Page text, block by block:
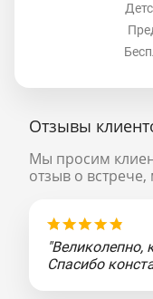
Отзывы
Мы просим
отзыв о
"Великолепно,
Спасибо